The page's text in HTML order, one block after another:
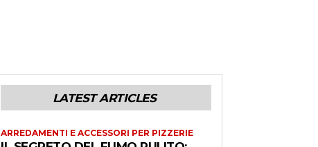
LATEST ARTICLES
ARREDAMENTI E ACCESSORI PER PIZZERIE